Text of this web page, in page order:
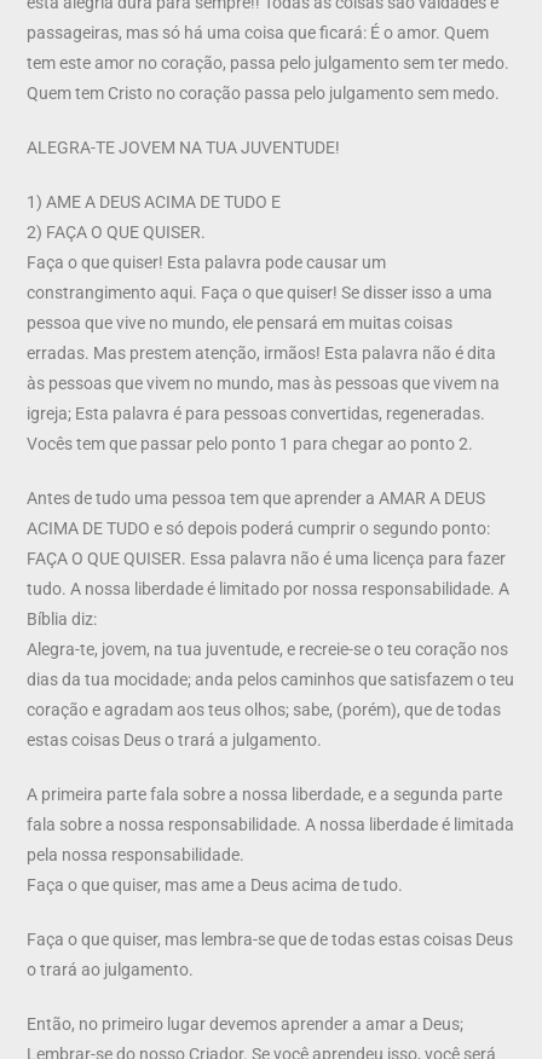
passageiras, mas só há uma coisa que ficará: É o amor. Quem
tem este amor no coração, passa pelo julgamento sem ter medo.
Quem tem Cristo no coração passa pelo julgamento sem medo.
ALEGRA-TE JOVEM NA TUA JUVENTUDE!
1) AME A DEUS ACIMA DE TUDO E
2) FAÇA O QUE QUISER.
Faça o que quiser! Esta palavra pode causar um
constrangimento aqui. Faça o que quiser! Se disser isso a uma
pessoa que vive no mundo, ele pensará em muitas coisas
erradas. Mas prestem atenção, irmãos! Esta palavra não é dita
às pessoas que vivem no mundo, mas às pessoas que vivem na
igreja; Esta palavra é para pessoas convertidas, regeneradas.
Vocês tem que passar pelo ponto 1 para chegar ao ponto 2.
Antes de tudo uma pessoa tem que aprender a AMAR A DEUS
ACIMA DE TUDO e só depois poderá cumprir o segundo ponto:
FAÇA O QUE QUISER. Essa palavra não é uma licença para fazer
tudo. A nossa liberdade é limitado por nossa responsabilidade. A
Bíblia diz:
Alegra-te, jovem, na tua juventude, e recreie-se o teu coração nos
dias da tua mocidade; anda pelos caminhos que satisfazem o teu
coração e agradam aos teus olhos; sabe, (porém), que de todas
estas coisas Deus o trará a julgamento.
A primeira parte fala sobre a nossa liberdade, e a segunda parte
fala sobre a nossa responsabilidade. A nossa liberdade é limitada
pela nossa responsabilidade.
Faça o que quiser, mas ame a Deus acima de tudo.
Faça o que quiser, mas lembra-se que de todas estas coisas Deus
o trará ao julgamento.
Então, no primeiro lugar devemos aprender a amar a Deus;
Lembrar-se do nosso Criador. Se você aprendeu isso, você será